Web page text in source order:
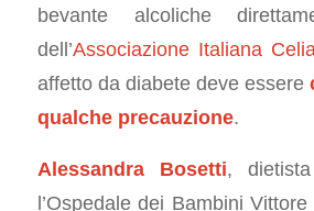
bevante alcoliche
dell’Associazione Italiana
affetto da diabete deve essere
qualche precauzione.
Alessandra Bosetti,
l’Ospedale dei Bambini